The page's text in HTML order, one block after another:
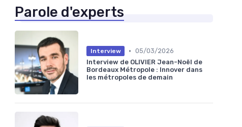
Parole d'experts
Interview • 05/03/2026
Interview de OLIVIER Jean-Noël de
Bordeaux Métropole : Innover dans
les métropoles de demain